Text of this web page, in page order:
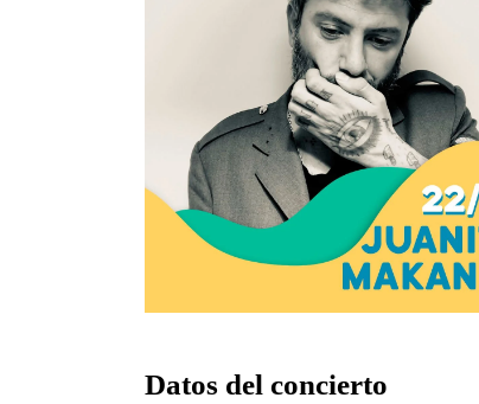
Datos del concierto